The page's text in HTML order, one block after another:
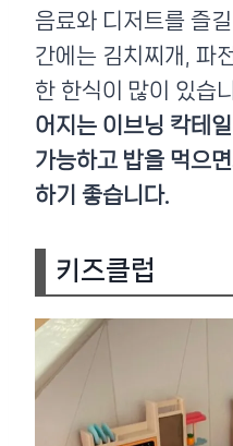
음료와 디저트를 즐
간에는 김치찌개, 파
한 한식이 많이 있습
어지는 이브닝 칵테
가능하고 밥을 먹으
하기 좋습니다.
키즈클럽